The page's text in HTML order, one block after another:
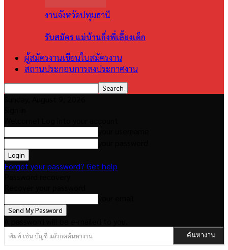
งานจังหวัดปทุมธานี
รับสมัคร แม่บ้านกึ่งพี่เลี้ยงเด็ก
ผู้สมัครงานเขียนใบสมัครงาน
สถานประกอบการลงประกาศงาน
Forgot your password? Get help
พิมพ์ เช่น บัญชี แล้วกดค้นหางาน ค้นหางาน